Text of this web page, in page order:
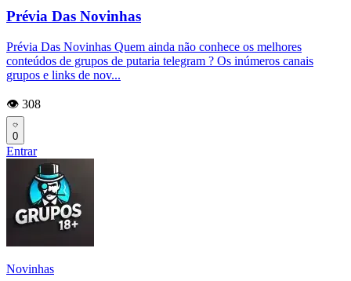
Prévia Das Novinhas
Prévia Das Novinhas Quem ainda não conhece os melhores
conteúdos de grupos de putaria telegram ? Os inúmeros canais
grupos e links de nov...
👁️ 308
0
Entrar
Novinhas